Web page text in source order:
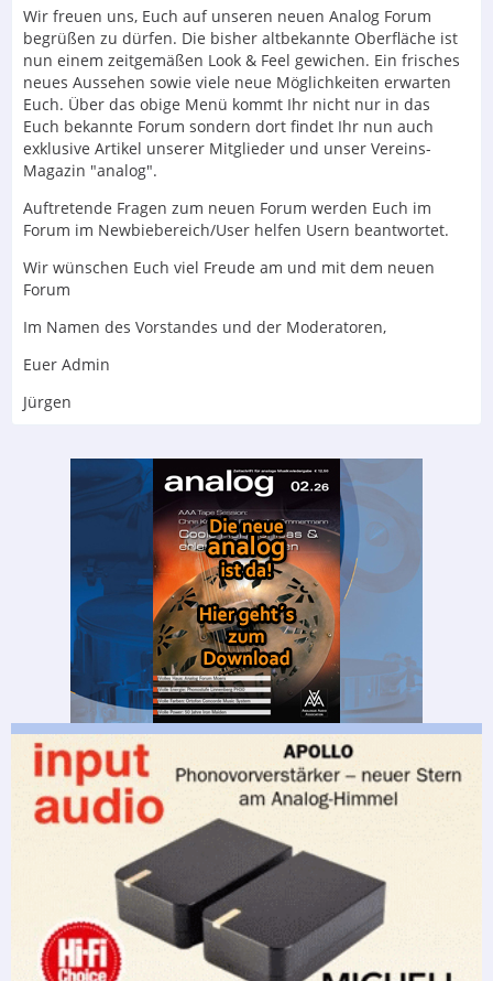
Wir freuen uns, Euch auf unseren neuen Analog Forum
begrüßen zu dürfen. Die bisher altbekannte Oberfläche ist
nun einem zeitgemäßen Look & Feel gewichen. Ein frisches
neues Aussehen sowie viele neue Möglichkeiten erwarten
Euch. Über das obige Menü kommt Ihr nicht nur in das
Euch bekannte Forum sondern dort findet Ihr nun auch
exklusive Artikel unserer Mitglieder und unser Vereins-
Magazin "analog".
Auftretende Fragen zum neuen Forum werden Euch im
Forum im Newbiebereich/User helfen Usern beantwortet.
Wir wünschen Euch viel Freude am und mit dem neuen
Forum
Im Namen des Vorstandes und der Moderatoren,
Euer Admin
Jürgen